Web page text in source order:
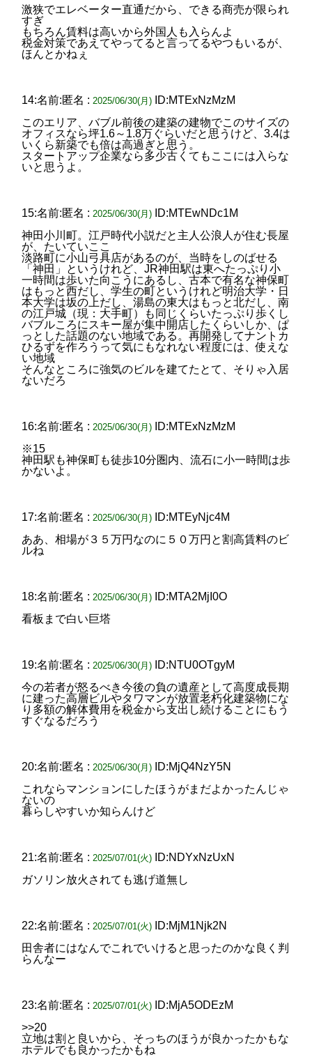
激狭でエレベーター直通だから、できる商売が限られ
すぎ
もちろん賃料は高いから外国人も入らんよ
税金対策であえてやってると言ってるやつもいるが、
ほんとかねぇ
14:名前:匿名 : 2025/06/30(月)
ID:MTExNzMzM
このエリア、バブル前後の建築の建物でこのサイズの
オフィスなら坪1.6～1.8万ぐらいだと思うけど、3.4は
いくら新築でも倍は高過ぎと思う。
スタートアップ企業なら多少古くてもここには入らな
いと思うよ。
15:名前:匿名 : 2025/06/30(月)
ID:MTEwNDc1M
神田小川町。江戸時代小説だと主人公浪人が住む長屋
が、たいていここ
淡路町に小山弓具店があるのが、当時をしのばせる
「神田」というけれど、JR神田駅は東へたっぷり小
一時間は歩いた向こうにあるし、古本で有名な神保町
はもっと西だし、学生の町というけれど明治大学・日
本大学は坂の上だし、湯島の東大はもっと北だし、南
の江戸城（現：大手町）も同じくらいたっぷり歩くし
バブルころにスキー屋が集中開店したくらいしか、ぱ
っとした話題のない地域である。再開発してナントカ
ひるずを作ろうって気にもなれない程度には、使えな
い地域
そんなところに強気のビルを建てたとて、そりゃ入居
ないだろ
16:名前:匿名 : 2025/06/30(月)
ID:MTExNzMzM
※15
神田駅も神保町も徒歩10分圏内、流石に小一時間は歩
かないよ。
17:名前:匿名 : 2025/06/30(月)
ID:MTEyNjc4M
ああ、相場が３５万円なのに５０万円と割高賃料のビ
ルね
18:名前:匿名 : 2025/06/30(月)
ID:MTA2MjI0O
看板まで白い巨塔
19:名前:匿名 : 2025/06/30(月)
ID:NTU0OTgyM
今の若者が怒るべき今後の負の遺産として高度成長期
に建った高層ビルやタワマンが放置老朽化建築物にな
り多額の解体費用を税金から支出し続けることにもう
すぐなるだろう
20:名前:匿名 : 2025/06/30(月)
ID:MjQ4NzY5N
これならマンションにしたほうがまだよかったんじゃ
ないの
暮らしやすいか知らんけど
21:名前:匿名 : 2025/07/01(火)
ID:NDYxNzUxN
ガソリン放火されても逃げ道無し
22:名前:匿名 : 2025/07/01(火)
ID:MjM1Njk2N
田舎者にはなんでこれでいけると思ったのかな良く判
らんなー
23:名前:匿名 : 2025/07/01(火)
ID:MjA5ODEzM
>>20
立地は割と良いから、そっちのほうが良かったかもな
ホテルでも良かったかもね